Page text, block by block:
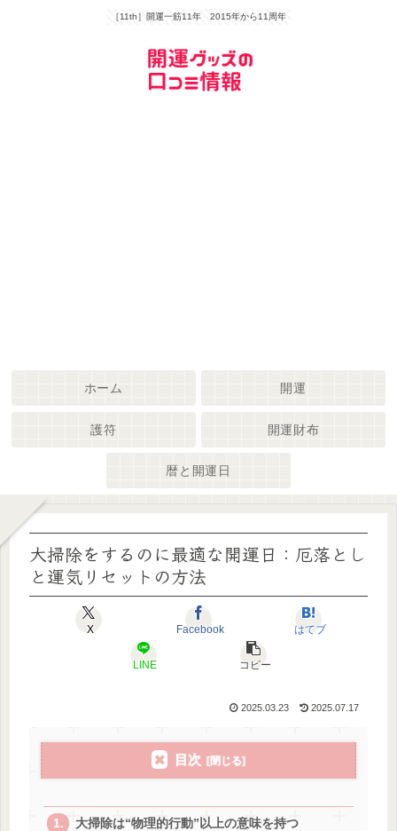
［11th］開運一筋11年 2015年から11周年
ホーム 開運
護符 開運財布
暦と開運日
大掃除をするのに最適な開運日：厄落とし
と運気リセットの方法
X Facebook はてブ
LINE コピー
2025.03.23 2025.07.17
目次
大掃除は“物理的行動”以上の意味を持つ